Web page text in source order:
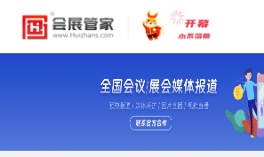
主站
广东站 重庆站 天津站
河南站